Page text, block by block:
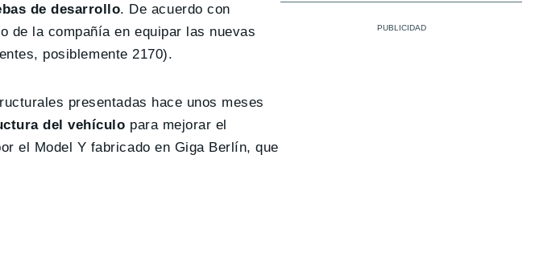
de desarrollo. De acuerdo con
de la compañía en equipar las nuevas
posiblemente 2170).
presentadas hace unos meses
del vehículo para mejorar el
el Model Y fabricado en Giga Berlín, que